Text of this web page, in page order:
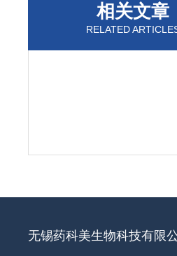
相关文章
RELATED
无锡药科美生物科技有限